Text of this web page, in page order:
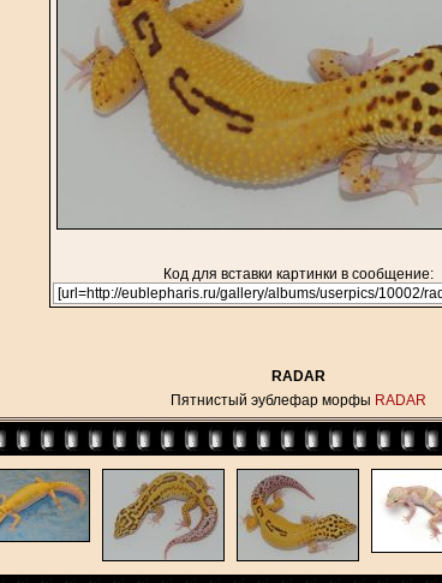
Код для вставки картинки в сообщение:
RADAR
Пятнистый эублефар морфы RADAR